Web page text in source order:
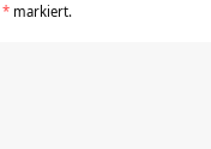
* markiert.